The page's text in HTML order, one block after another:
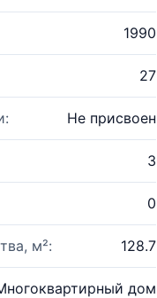
1990
27
Не присвоен
3
0
м²: 128.7
дом